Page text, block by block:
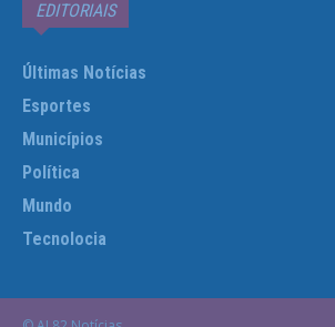
EDITORIAIS
Últimas Notícias
Esportes
Municípios
Política
Mundo
Tecnolocia